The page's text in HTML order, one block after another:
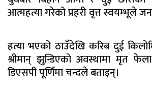
आत्महत्या गरेको प्रहरी वृत्त स्वयम्भूले
हत्या भएको ठाउँदेखि करिब दुई
श्रीमान् झुन्डिएको अवस्थामा मृत
डिएसपी पूर्णिमा चन्दले बताइन्।